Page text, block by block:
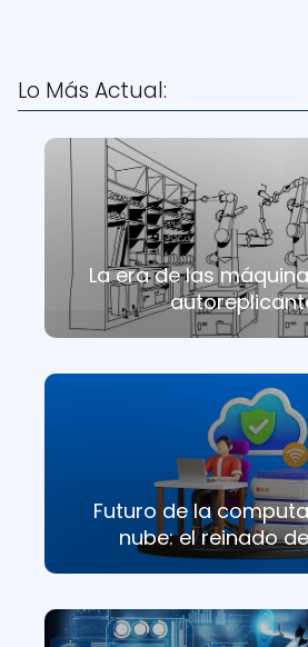
Lo Más Actual:
La era de las
Futuro de la
nube: el reinado